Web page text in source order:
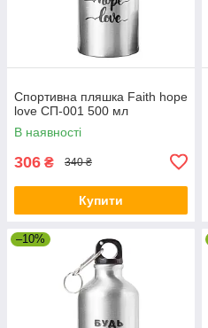
Спортивна пляшка Faith hope
love СП-001 500 мл
В наявності
306 ₴ 340 ₴
Купити
–10%